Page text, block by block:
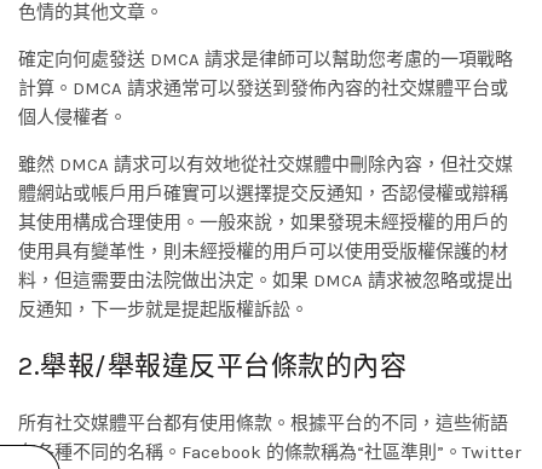
色情的其他文章。
確定向何處發送 DMCA 請求是律師可以幫助您考慮的一項戰略
計算。DMCA 請求通常可以發送到發佈內容的社交媒體平台或
個人侵權者。
雖然 DMCA 請求可以有效地從社交媒體中刪除內容，但社交媒
體網站或帳戶用戶確實可以選擇提交反通知，否認侵權或辯稱
其使用構成合理使用。一般來說，如果發現未經授權的用戶的
使用具有變革性，則未經授權的用戶可以使用受版權保護的材
料，但這需要由法院做出決定。如果 DMCA 請求被忽略或提出
反通知，下一步就是提起版權訴訟。
2.舉報/舉報違反平台條款的內容
所有社交媒體平台都有使用條款。根據平台的不同，這些術語
有各種不同的名稱。Facebook 的條款稱為“社區準則”。Twitter